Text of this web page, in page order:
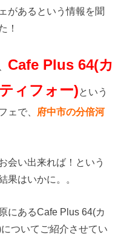
があるという情報を聞
！
Cafe Plus 64(カ
ィフォー)という
ェで、 府中市の分倍河
会い出来れば！という
果はいかに。。
にあるCafe Plus 64(カ
ついてご紹介させてい